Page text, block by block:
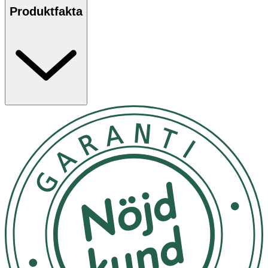
INNEHÅLL
Energi
0,90 g
N/A
Varav mättat fett
0,2 g
N/A
Kolhydrat
72 g
N/A
Varav sockerarter
N/A
Protein
2,01 g
Salt
0,03 g
*Rekommenderat dagligt intag
Produktfakta